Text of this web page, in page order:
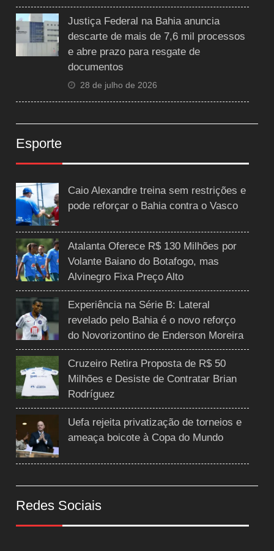
Justiça Federal na Bahia anuncia
descarte de mais de 7,6 mil processos
e abre prazo para resgate de
documentos
28 de julho de 2026
Esporte
Caio Alexandre treina sem restrições e
pode reforçar o Bahia contra o Vasco
Atalanta Oferece R$ 130 Milhões por
Volante Baiano do Botafogo, mas
Alvinegro Fixa Preço Alto
Experiência na Série B: Lateral
revelado pelo Bahia é o novo reforço
do Novorizontino de Enderson Moreira
Cruzeiro Retira Proposta de R$ 50
Milhões e Desiste de Contratar Brian
Rodríguez
Uefa rejeita privatização de torneios e
ameaça boicote à Copa do Mundo
Redes Sociais